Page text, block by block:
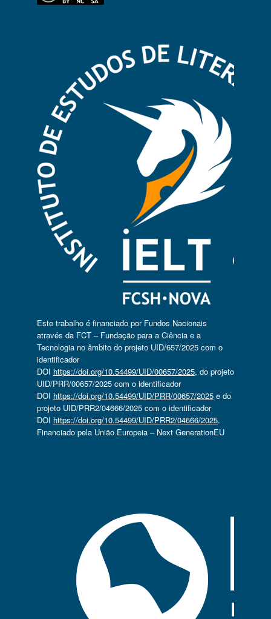
Este trabalho é financiado por Fundos Nacionais
através da FCT – Fundação para a Ciência e a
Tecnologia no âmbito do projeto UID/657/2025 com o
identificador
DOI https://doi.org/10.54499/UID/00657/2025, do projeto
UID/PRR/00657/2025 com o identificador
DOI https://doi.org/10.54499/UID/PRR/00657/2025e do
projeto UID/PRR2/04666/2025 com o identificador
DOI https://doi.org/10.54499/UID/PRR2/04666/2025.
Financiado pela União Europeia – Next GenerationEU